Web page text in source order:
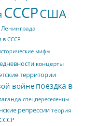
СССРСША
в СССР
мифы
концерты
территории
войнепоездка в
спецпереселенцы
репрессиитеория